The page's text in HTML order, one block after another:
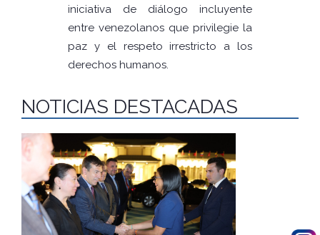
iniciativa de diálogo incluyente
entre venezolanos que privilegie la
paz y el respeto irrestricto a los
derechos humanos.
NOTICIAS DESTACADAS